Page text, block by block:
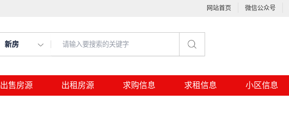
网站首页 微信公众号
新房
出售房源 出租房源 求购信息 求租信息 小区信息